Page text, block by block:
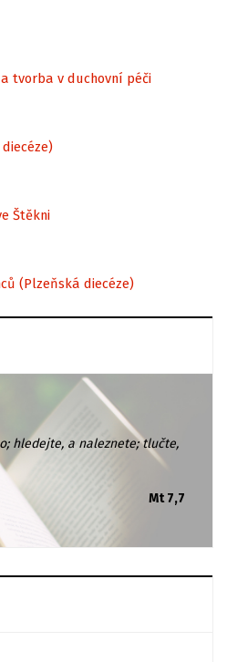
tvorba v duchovní péči
Štěkni
(Plzeňská diecéze)
hledejte, a naleznete; tlučte,
Mt 7,7